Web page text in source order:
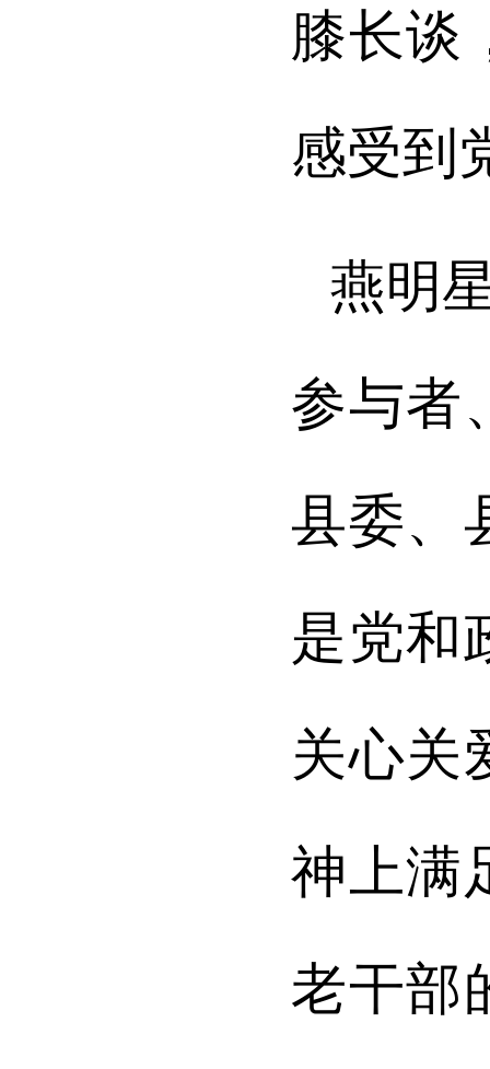
膝长谈
感受到
燕明
参与者
县委、
是党和
关心关
神上满
老干部